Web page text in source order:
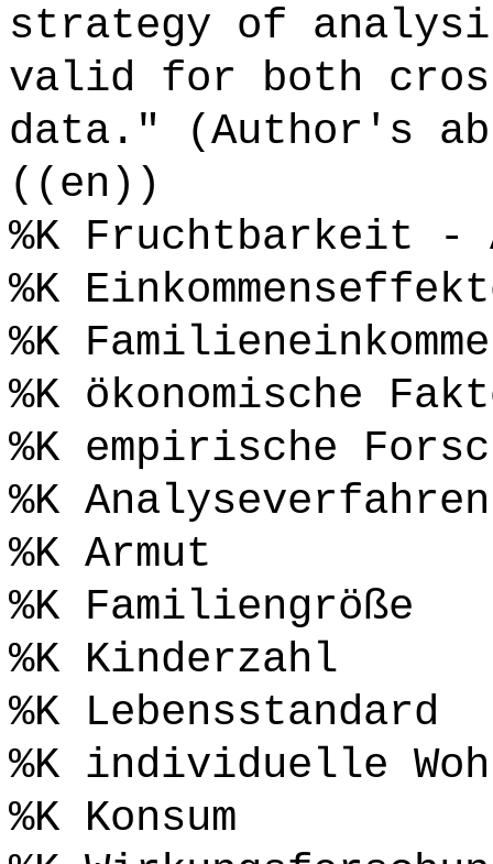
strategy of
valid for both
data." (Author's
((en))
%K Fruchtbarkeit -
%K
%K
%K ökonomische
%K empirische
%K Analyseverfahren
%K Armut
%K Familiengröße
%K Kinderzahl
%K Lebensstandard
%K individuelle
%K Konsum